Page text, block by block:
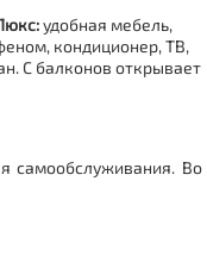
удобная мебель,
кондиционер, ТВ,
С балконов открывает
самообслуживания. Во